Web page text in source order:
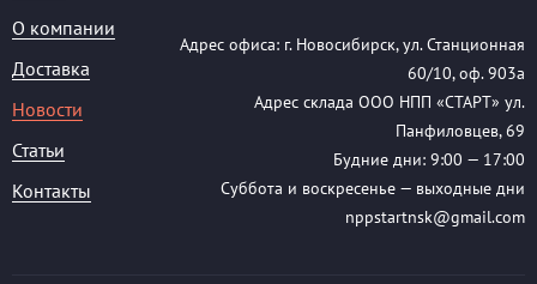
О компании
Доставка
Новости
Статьи
Контакты
Адрес офиса: г. Новосибирск, ул. Станционная
60/10, оф. 903а
Адрес склада ООО НПП «СТАРТ» ул.
Панфиловцев, 69
Будние дни: 9:00 — 17:00
Суббота и воскресенье — выходные дни
nppstartnsk@gmail.com